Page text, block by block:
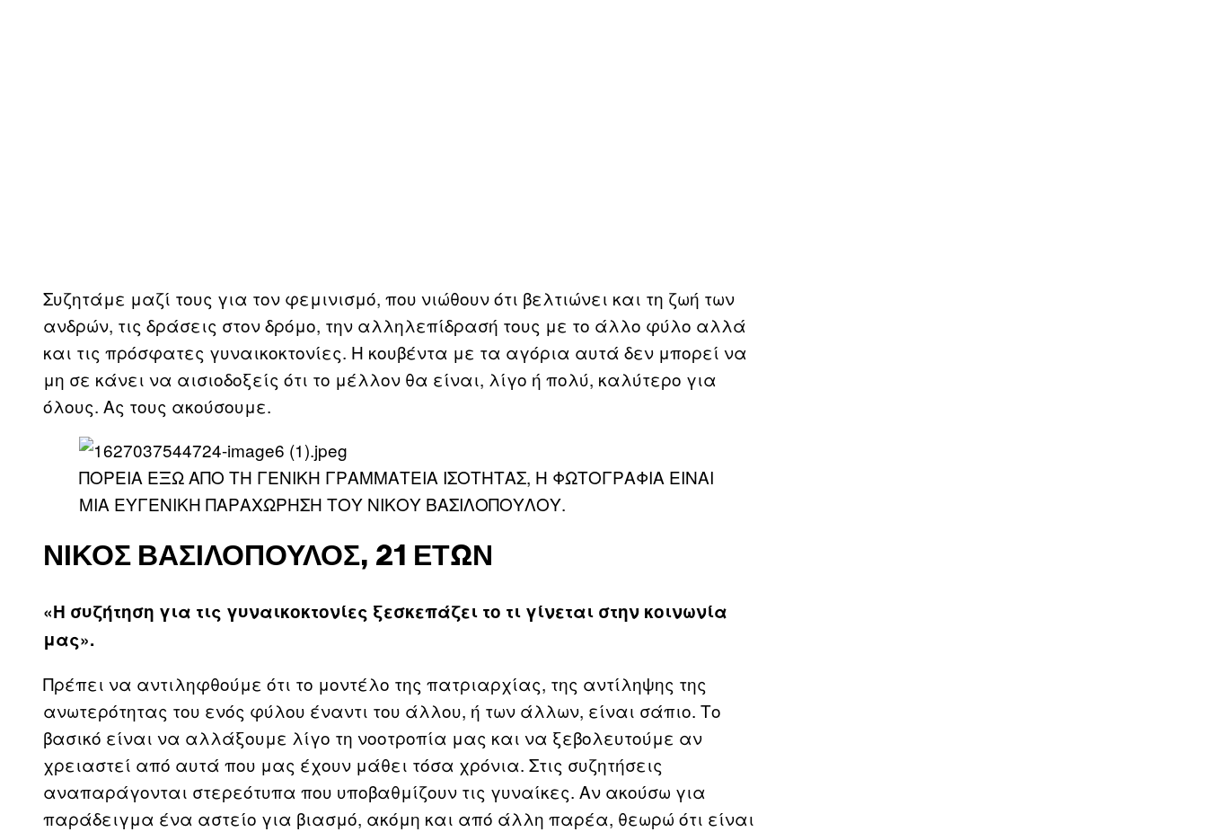
Συζητάμε μαζί τους για τον φεμινισμό, που νιώθουν ότι βελτιώνει και τη ζωή των
ανδρών, τις δράσεις στον δρόμο, την αλληλεπίδρασή τους με το άλλο φύλο αλλά
και τις πρόσφατες γυναικοκτονίες. Η κουβέντα με τα αγόρια αυτά δεν μπορεί να
μη σε κάνει να αισιοδοξείς ότι το μέλλον θα είναι, λίγο ή πολύ, καλύτερο για
όλους. Ας τους ακούσουμε.
ΠΟΡΕΙΑ ΕΞΩ ΑΠΟ ΤΗ ΓΕΝΙΚΗ ΓΡΑΜΜΑΤΕΙΑ ΙΣΟΤΗΤΑΣ, Η ΦΩΤΟΓΡΑΦΙΑ ΕΙΝΑΙ
ΜΙΑ ΕΥΓΕΝΙΚΗ ΠΑΡΑΧΩΡΗΣΗ ΤΟΥ ΝΙΚΟΥ ΒΑΣΙΛΟΠΟΥΛΟΥ.
ΝΊΚΟΣ ΒΑΣΙΛΌΠΟΥΛΟΣ, 21 ΕΤΏΝ
«Η συζήτηση για τις γυναικοκτονίες ξεσκεπάζει το τι γίνεται στην κοινωνία
μας».
Πρέπει να αντιληφθούμε ότι το μοντέλο της πατριαρχίας, της αντίληψης της
ανωτερότητας του ενός φύλου έναντι του άλλου, ή των άλλων, είναι σάπιο. Το
βασικό είναι να αλλάξουμε λίγο τη νοοτροπία μας και να ξεβολευτούμε αν
χρειαστεί από αυτά που μας έχουν μάθει τόσα χρόνια. Στις συζητήσεις
αναπαράγονται στερεότυπα που υποβαθμίζουν τις γυναίκες. Αν ακούσω για
παράδειγμα ένα αστείο για βιασμό, ακόμη και από άλλη παρέα, θεωρώ ότι είναι